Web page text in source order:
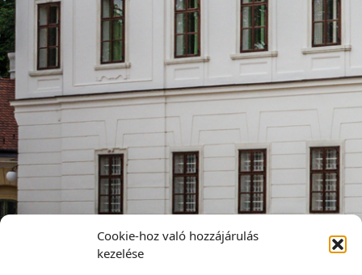
Cookie-hoz való hozzájárulás
kezelése